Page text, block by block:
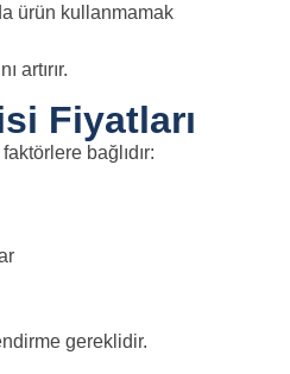
ürün kullanmamak
artırır.
Fiyatları
bağlıdır:
gereklidir.